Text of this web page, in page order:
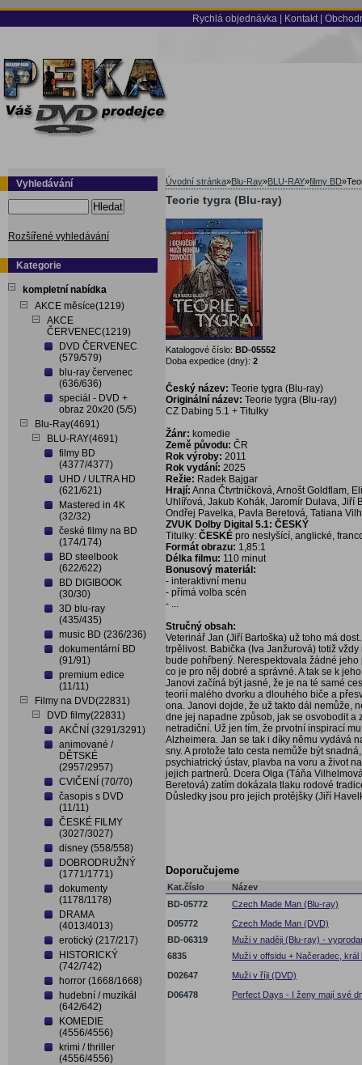
Rychlá objednávka Kontakt
Vyhledávání
Hledat
Rozšířené vyhledávání
Kategorie
kompletní nabídka
AKCE měsíce(1219)
AKCE
ČERVENEC(1219)
DVD ČERVENEC
(579/579)
blu-ray červenec
(636/636)
speciál - DVD +
obraz 20x20 (5/5)
Blu-Ray(4691)
BLU-RAY(4691)
filmy BD
(4377/4377)
UHD / ULTRA HD
(621/621)
Mastered in 4K
(32/32)
české filmy na BD
(174/174)
BD steelbook
(622/622)
BD DIGIBOOK
(30/30)
3D blu-ray
(435/435)
music BD (236/236)
dokumentární BD
(91/91)
premium edice
(11/11)
Filmy na DVD(22831)
DVD filmy(22831)
AKČNÍ (3291/3291)
animované /
DĚTSKÉ
(2957/2957)
CVIČENÍ (70/70)
časopis s DVD
(11/11)
ČESKÉ FILMY
(3027/3027)
disney (558/558)
DOBRODRUŽNÝ
(1771/1771)
dokumenty
(1178/1178)
DRAMA
(4013/4013)
erotický (217/217)
HISTORICKÝ
(742/742)
horror (1668/1668)
hudební / muzikál
(642/642)
KOMEDIE
(4556/4556)
krimi / thriller
(4556/4556)
Úvodní stránka»Blu-Ray»BLU-RAY»filmy BD»
Teorie tygra (Blu-ray)
Katalogové číslo: BD-05552
Doba expedice (dny): 2
Český název: Teorie tygra (Blu-ray)
Originální název: Teorie tygra (Blu-ray)
CZ Dabing 5.1 + Titulky
Žánr: komedie
Země původu: ČR
Rok výroby: 2011
Rok vydání: 2025
Režie: Radek Bajgar
Hrají: Anna Čtvrtníčková, Arnošt Goldflam,
Uhlířová, Jakub Kohák, Jaromír Dulava, Jiří
Ondřej Pavelka, Pavla Beretová, Tatiana
ZVUK Dolby Digital 5.1: ČESKÝ
Titulky: ČESKÉ pro neslyšící, anglické,
Formát obrazu: 1,85:1
Délka filmu: 110 minut
Bonusový materiál:
- interaktivní menu
- přímá volba scén
- ...
Stručný obsah:
Veterinář Jan (Jiří Bartoška) už toho má
trpělivost. Babička (Iva Janžurová) totiž
bude pohřbený. Nerespektovala žádné
co je pro něj dobré a správné. A tak se k
Janovi začíná být jasné, že je na té samé
teorií malého dvorku a dlouhého biče a
ona. Janovi dojde, že už takto dál nemůže,
dne jej napadne způsob, jak se osvobodit a
netradiční. Už jen tím, že prvotní inspirací
Alzheimera. Jan se tak i díky němu vydává
sny. A protože tato cesta nemůže být
psychiatrický ústav, plavba na voru a život
jejich partnerů. Dcera Olga (Táňa
Beretová) zatím dokázala tlaku rodové
Důsledky jsou pro jejich protějšky (Jiří
Doporučujeme
Kat.číslo
Název
BD-05772
Czech Made Man (Blu-ray)
D05772
Czech Made Man (DVD)
BD-06319
Muži v naději (Blu-ray) -
6835
Muži v offsidu + Načeradec, král
D02647
Muži v říji (DVD)
D06478
Perfect Days - I ženy mají své